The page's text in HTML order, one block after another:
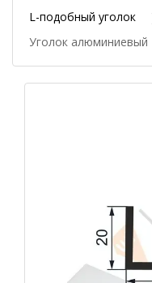
L-подобный уголок
Уголок